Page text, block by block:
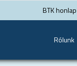
BTK honlap
Rólunk